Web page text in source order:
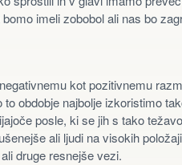
imeli zobobol ali nas bo
kot pozitivnemu
obdobje najbolje izkoristimo
posle, ki se jih s tako
ali ljudi na visokih
druge resnejše vezi.